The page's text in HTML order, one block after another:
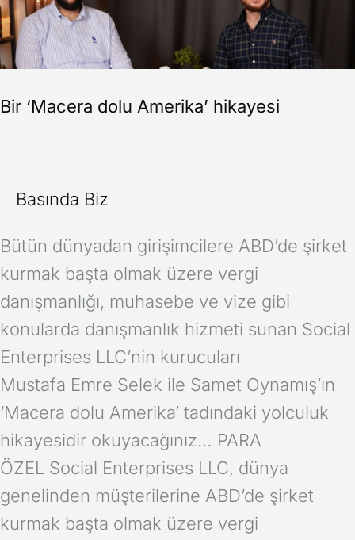
Bir ‘Macera dolu Amerika’ hikayesi
Basında Biz
Bütün dünyadan girişimcilere ABD’de şirket
kurmak başta olmak üzere vergi
danışmanlığı, muhasebe ve vize gibi
konularda danışmanlık hizmeti sunan Social
Enterprises LLC’nin kurucuları
Mustafa Emre Selek ile Samet Oynamış’ın
‘Macera dolu Amerika’ tadındaki yolculuk
hikayesidir okuyacağınız… PARA
ÖZEL Social Enterprises LLC, dünya
genelinden müşterilerine ABD’de şirket
kurmak başta olmak üzere vergi
Amerika’
hikayesi